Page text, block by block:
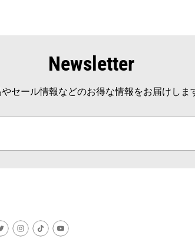
Newsletter
セール情報などのお得な情報をお届けしま